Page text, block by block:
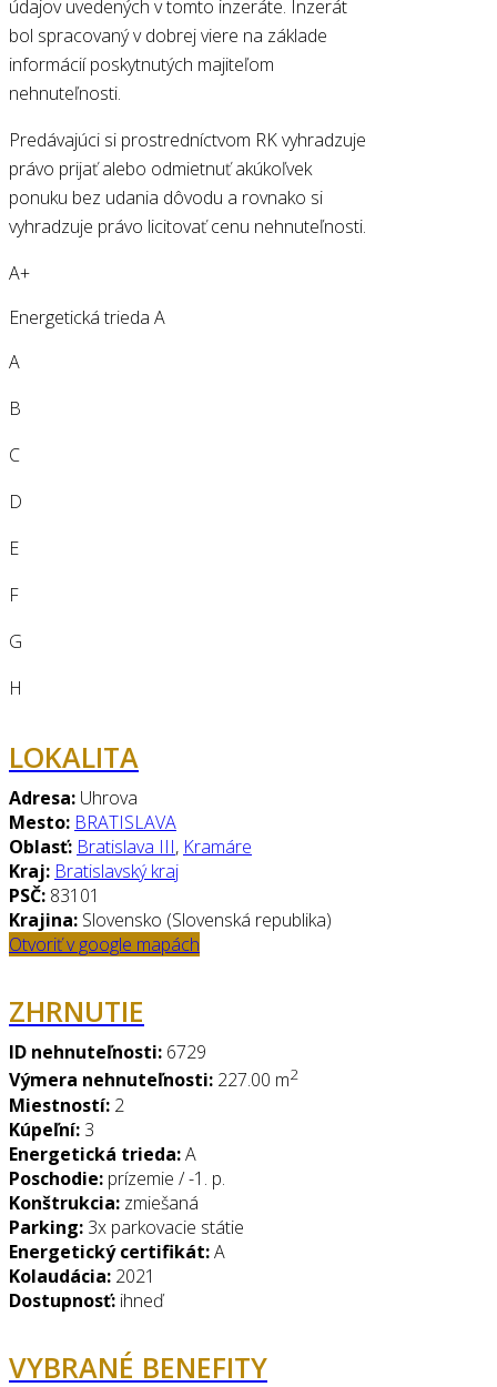
údajov uvedených v tomto inzeráte. Inzerát
bol spracovaný v dobrej viere na základe
informácií poskytnutých majiteľom
nehnuteľnosti.
Predávajúci si prostredníctvom RK vyhradzuje
právo prijať alebo odmietnuť akúkoľvek
ponuku bez udania dôvodu a rovnako si
vyhradzuje právo licitovať cenu nehnuteľnosti.
A+
Energetická trieda A
A
B
C
D
E
F
G
H
LOKALITA
Adresa: Uhrova
Mesto: BRATISLAVA
Oblasť: Bratislava III, Kramáre
Kraj: Bratislavský kraj
PSČ: 83101
Krajina: Slovensko (Slovenská republika)
Otvoriť v google mapách
ZHRNUTIE
ID nehnuteľnosti: 6729
Výmera nehnuteľnosti: 227.00 m2
Miestností: 2
Kúpeľní: 3
Energetická trieda:A
Poschodie: prízemie / -1. p.
Konštrukcia: zmiešaná
Parking: 3x parkovacie státie
Energetický certifikát:A
Kolaudácia: 2021
Dostupnosť: ihneď
VYBRANÉ BENEFITY